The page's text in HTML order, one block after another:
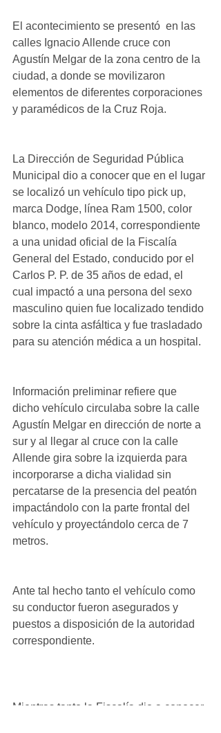
El acontecimiento se presentó  en las
calles Ignacio Allende cruce con
Agustín Melgar de la zona centro de la
ciudad, a donde se movilizaron
elementos de diferentes corporaciones
y paramédicos de la Cruz Roja.
La Dirección de Seguridad Pública
Municipal dio a conocer que en el lugar
se localizó un vehículo tipo pick up,
marca Dodge, línea Ram 1500, color
blanco, modelo 2014, correspondiente
a una unidad oficial de la Fiscalía
General del Estado, conducido por el
Carlos P. P. de 35 años de edad, el
cual impactó a una persona del sexo
masculino quien fue localizado tendido
sobre la cinta asfáltica y fue trasladado
para su atención médica a un hospital.
Información preliminar refiere que
dicho vehículo circulaba sobre la calle
Agustín Melgar en dirección de norte a
sur y al llegar al cruce con la calle
Allende gira sobre la izquierda para
incorporarse a dicha vialidad sin
percatarse de la presencia del peatón
impactándolo con la parte frontal del
vehículo y proyectándolo cerca de 7
metros.
Ante tal hecho tanto el vehículo como
su conductor fueron asegurados y
puestos a disposición de la autoridad
correspondiente.
Mientras tanto la Fiscalía dio a conocer